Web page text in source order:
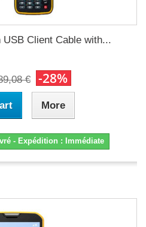
USB Client Cable with...
€ -28%
More
- Expédition : Immédiate